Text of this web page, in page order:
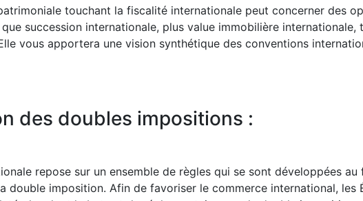
touchant la fiscalité internationale peut concerner des
succession internationale, plus value immobilière internationale,
vous apportera une vision synthétique des conventions
des doubles impositions :
repose sur un ensemble de règles qui se sont développées
double imposition. Afin de favoriser le commerce international, les